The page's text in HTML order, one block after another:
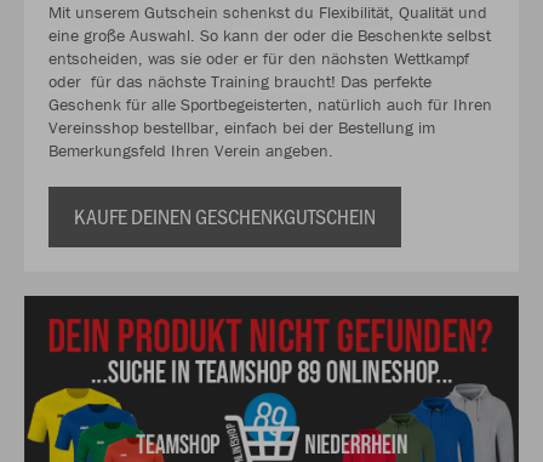
Mit unserem Gutschein schenkst du Flexibilität, Qualität und
eine große Auswahl. So kann der oder die Beschenkte selbst
entscheiden, was sie oder er für den nächsten Wettkampf
oder für das nächste Training braucht! Das perfekte
Geschenk für alle Sportbegeisterten, natürlich auch für Ihren
Vereinsshop bestellbar, einfach bei der Bestellung im
Bemerkungsfeld Ihren Verein angeben.
KAUFE DEINEN GESCHENKGUTSCHEIN